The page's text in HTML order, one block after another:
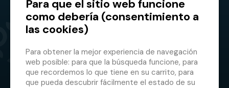
Socio principal
Para que el sitio web funcione
como debería (consentimiento a
las cookies)
Para obtener la mejor experiencia de navegación
web posible: para que la búsqueda funcione, para
que recordemos lo que tiene en su carrito, para
que pueda descubrir fácilmente el estado de su